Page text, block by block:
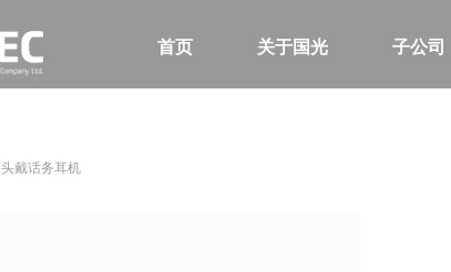
首页 关于国光 子公司
头戴话务耳机